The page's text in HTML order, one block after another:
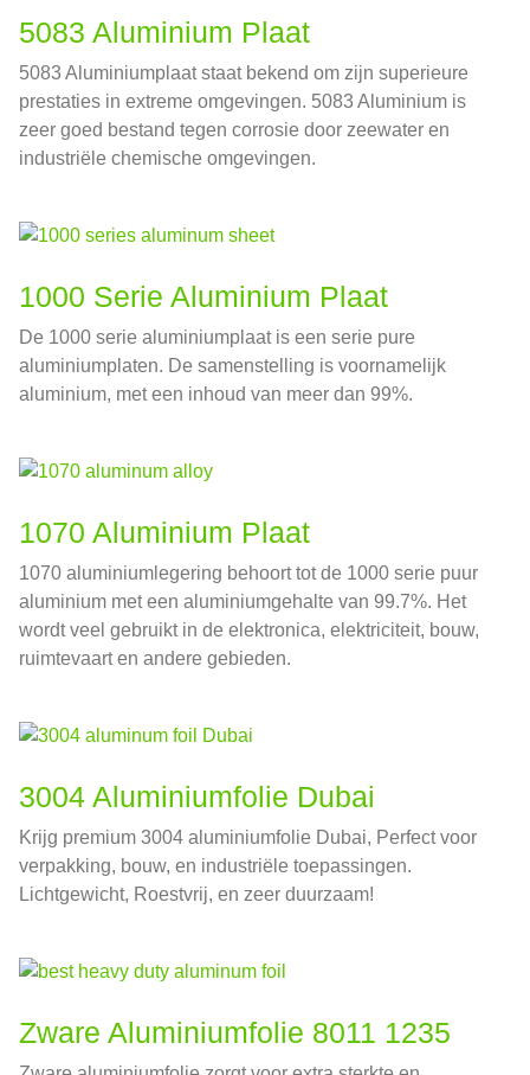
5083 Aluminium Plaat
5083 Aluminiumplaat staat bekend om zijn superieure
prestaties in extreme omgevingen. 5083 Aluminium is
zeer goed bestand tegen corrosie door zeewater en
industriële chemische omgevingen.
1000 Serie Aluminium Plaat
De 1000 serie aluminiumplaat is een serie pure
aluminiumplaten. De samenstelling is voornamelijk
aluminium, met een inhoud van meer dan 99%.
1070 Aluminium Plaat
1070 aluminiumlegering behoort tot de 1000 serie puur
aluminium met een aluminiumgehalte van 99.7%. Het
wordt veel gebruikt in de elektronica, elektriciteit, bouw,
ruimtevaart en andere gebieden.
3004 Aluminiumfolie Dubai
Krijg premium 3004 aluminiumfolie Dubai, Perfect voor
verpakking, bouw, en industriële toepassingen.
Lichtgewicht, Roestvrij, en zeer duurzaam!
Zware Aluminiumfolie 8011 1235